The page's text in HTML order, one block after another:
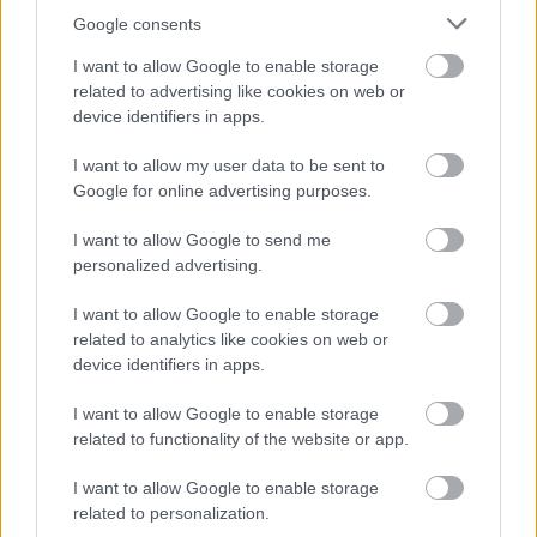
Google consents
I want to allow Google to enable storage
related to advertising like cookies on web or
device identifiers in apps.
I want to allow my user data to be sent to
Google for online advertising purposes.
I want to allow Google to send me
personalized advertising.
I want to allow Google to enable storage
related to analytics like cookies on web or
device identifiers in apps.
I want to allow Google to enable storage
related to functionality of the website or app.
I want to allow Google to enable storage
related to personalization.
Eperjes Károly három szerepet is játszik. Mindhárom
rendező: Philostratus a király ceremóniamestere, Tetőfi
a színházat játszó mesteremberek szellemi vezére, Pukk
pedig a tündérkirály szolgálatában gabalyítja
hogy az egész a színházról szól, de ez nem lenne igaz. A
három rendező a legkevésbé a színházat, a játékot
tetteket, a vonzalmakat és a gyűlöleteket igazgatják.
Túlokos huncutsággal és ostoba túlbuzgalommal,
nemtörődömséggel és precízkedéssel, részeg
hanyagsággal és megfelelni vágyó félelemmel, alázattal
és pimaszsággal. Eperjes remekül kever és vált, azonosít
és tesz különbséget. S a végeredmény, hogy nem
valamely eszme, valamely szánkba rágandó gondolat,
hanem az élet teljessége látszik hullámzani a
színpadon. S ilyenkor minden játszó is